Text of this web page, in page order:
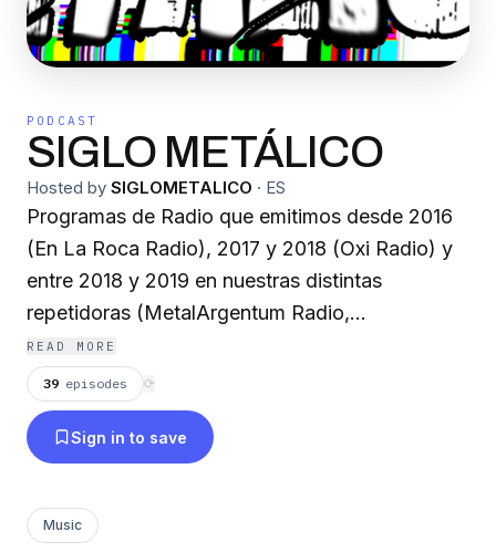
PODCAST
SIGLO METÁLICO
Hosted by SIGLOMETALICO · ES
Programas de Radio que emitimos desde 2016
(En La Roca Radio), 2017 y 2018 (Oxi Radio) y
entre 2018 y 2019 en nuestras distintas
repetidoras (MetalArgentum Radio,
Demontreradio, Espectro FM98.9, A Pura
Sangre Radio, FM Schenker, Planeta Rock
Radio, Fm Ser San Martín de los Andes, Vértigo
Rock Radio, Las Heras Extremo y FM Opción
(www.choice-radio.com.ar y nuestro servidor
alternativo, https://zeno.fm/choice-radio)
READ MORE
39 episodes ⟳
Sign in to save
Music